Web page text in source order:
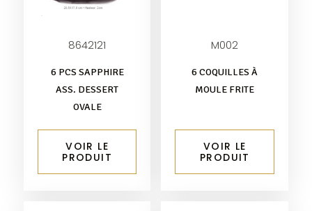
8642121
6 PCS SAPPHIRE
ASS. DESSERT
OVALE
VOIR LE
PRODUIT
M002
6 COQUILLES À
MOULE FRITE
VOIR LE
PRODUIT